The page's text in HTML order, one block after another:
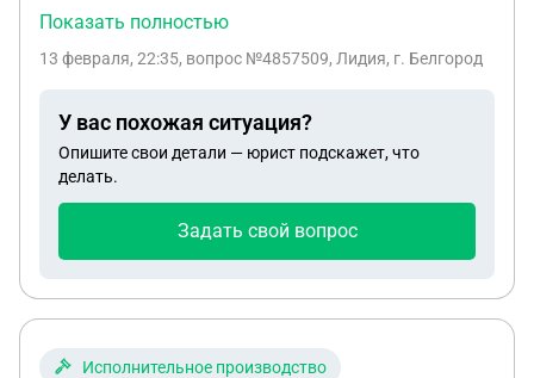
производства № 28028/26/31020-ИП В
«Исполнительном производстве» судебный
следующие исполнительные действия: в целях
обеспечения исполнения исполнительного
документа накладывать арест на имущество, в
изымать указанное имущество, передавать
В соответствии с тем, что наложение ареста на
счетах, открытых в банках, является
Показать полностью
13 февраля, 22:35, вопрос №4857509, Лидия, г. Белгород
У вас похожая ситуация?
Опишите свои детали — юрист подскажет, что
делать.
Задать свой вопрос
Исполнительное производство